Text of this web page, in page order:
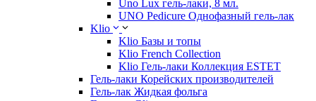
Uno Lux гель-лаки, 8 мл.
UNO Pedicure Однофазный гель-лак
Klio
Klio Базы и топы
Klio French Collection
Klio Гель-лаки Коллекция ESTET
Гель-лаки Корейских производителей
Гель-лак Жидкая фольга